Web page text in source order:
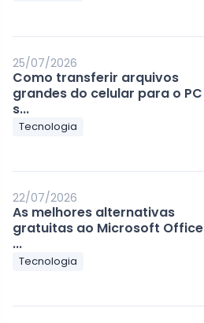
25/07/2026
Como transferir arquivos
grandes do celular para o PC
s...
Tecnologia
22/07/2026
As melhores alternativas
gratuitas ao Microsoft Office
...
Tecnologia